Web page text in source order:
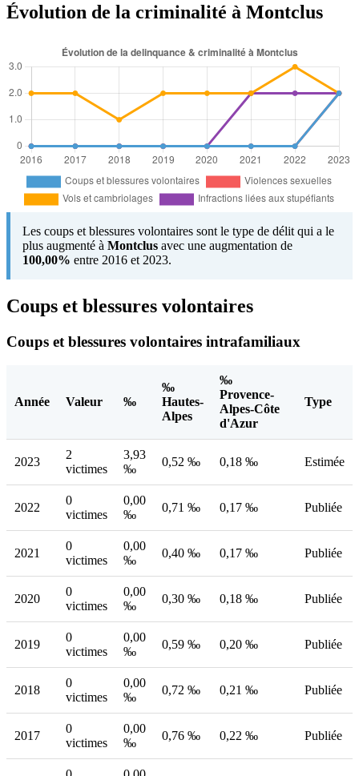
Évolution de la criminalité à Montclus
Les coups et blessures volontaires sont le type de délit qui a le
plus augmenté à Montclus avec une augmentation de
100,00% entre 2016 et 2023.
Coups et blessures volontaires
Coups et blessures volontaires intrafamiliaux
Année Valeur ‰
‰
Hautes-
Alpes
‰
Provence-
Alpes-Côte
d'Azur
Type
2023
2
victimes
3,93
‰
0,52 ‰ 0,18 ‰ Estimée
2022
0
victimes
0,00
‰
0,71 ‰ 0,17 ‰ Publiée
2021
0
victimes
0,00
‰
0,40 ‰ 0,17 ‰ Publiée
2020
0
victimes
0,00
‰
0,30 ‰ 0,18 ‰ Publiée
2019
0
victimes
0,00
‰
0,59 ‰ 0,20 ‰ Publiée
2018
0
victimes
0,00
‰
0,72 ‰ 0,21 ‰ Publiée
2017
0
victimes
0,00
‰
0,76 ‰ 0,22 ‰ Publiée